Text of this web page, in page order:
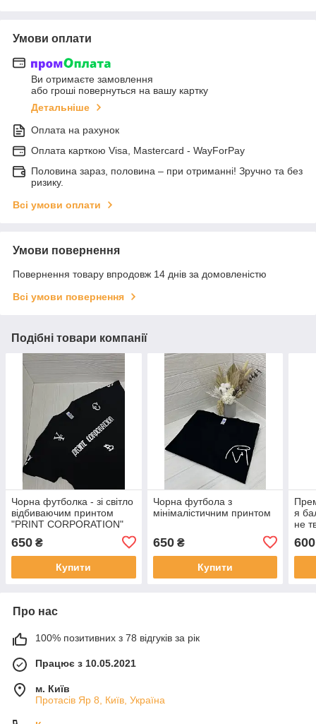
Умови оплати
Ви отримаєте замовлення
або гроші повернуться на вашу картку
Детальніше
Оплата на рахунок
Оплата карткою Visa, Mastercard - WayForPay
Половина зараз, половина – при отриманні! Зручно та без
ризику.
Всі умови оплати
Умови повернення
Повернення товару впродовж 14 днів за домовленістю
Всі умови повернення
Подібні товари компанії
Чорна футболка - зі світло
відбиваючим принтом
"PRINT CORPORATION"
650 ₴
Купити
Чорна футбола з
мінімалістичним принтом
650₴
Купити
я
не
600
Про нас
100% позитивних з 78 відгуків за рік
Працює з 10.05.2021
м. Київ
Протасів Яр 8, Київ, Україна